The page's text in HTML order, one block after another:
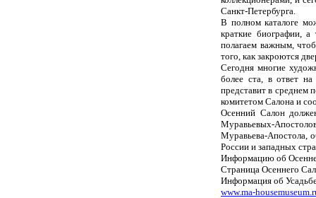
Санкт-Петербурга.
В полном каталоге
краткие биографии,
полагаем важным,
того, как закроются
Сегодня многие
более ста, в ответ
представит в среднем
комитетом Салона и
Осенний Салон
Муравьевых-
Муравьева-Апостола,
России и западных
Информацию об
Страница Осеннего
Информация об
www.ma-